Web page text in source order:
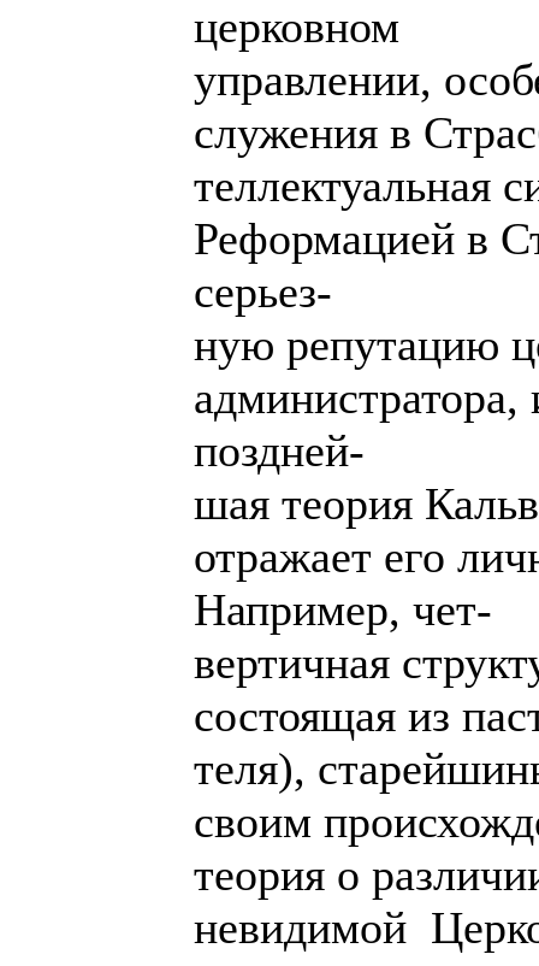
церковном
управлении,
служения в
теллектуальная
Реформацией в
серьез-
ную репутацию
администратора,
поздней-
шая теория
отражает его
Например, чет-
вертичная
состоящая из
теля),
своим
теория о
невидимой